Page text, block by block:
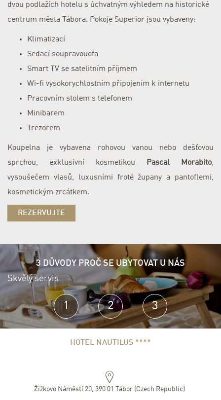
dvou podlažích hotelu s úchvatným výhledem na historické
centrum města Tábora. Pokoje Superior jsou vybaveny:
Klimatizací
Sedací soupravouofa
Smart TV se satelitním příjmem
Wi-fi vysokorychlostním připojením k internetu
Pracovním stolem s telefonem
Minibarem
Trezorem
Koupelna je vybavena rohovou vanou nebo dešťovou
sprchou, exklusivní kosmetikou Pascal Morabito,
vysoušečem vlasů, luxusními froté župany a pantoflemi,
kosmetickým zrcátkem.
REZERVUJTE
3 DŮVODY PROČ SE UBYTOVAT U NÁS
Skvělý servis
1 2 3
HOTEL NAUTILUS ****
Žižkovo Náměstí 20, 390 01 Tábor(Czech Republic)